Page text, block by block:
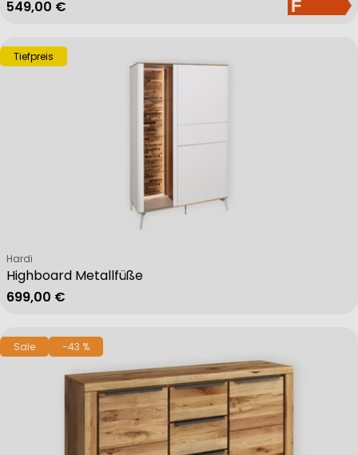
Regulärer Preis
549,00 €
Tiefpreis
Highboard Metallfüße
Verkäufer:
Hardi
Regulärer Preis
699,00 €
Sale -43 %